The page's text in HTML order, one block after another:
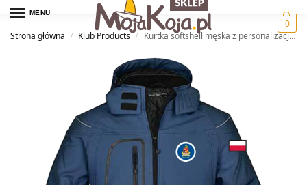
MENU
0
Strona główna
/ Klub Products / Kurtka softshell męska z personalizacją — JKMW KOTWICA Gdynia